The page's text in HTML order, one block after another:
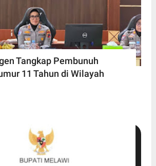
Tangkap Pembunuh
11 Tahun di Wilayah